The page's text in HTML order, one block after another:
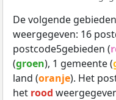
De volgende
weergegeven: 16
postcode5gebieden (
(groen), 1 gemeente (
land (oranje). Het
het rood